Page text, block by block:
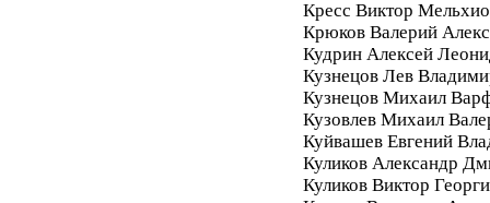
Кресс Виктор
Крюков Валерий
Кудрин Алексей
Кузнецов Лев
Кузнецов Михаил
Кузовлев Михаил
Куйвашев Евгений
Куликов Александр
Куликов Виктор